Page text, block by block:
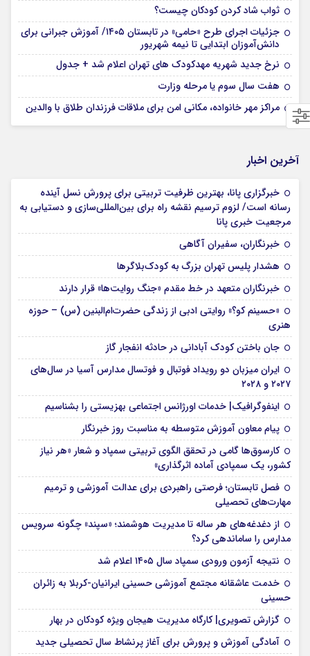
ثواب شاد کردن کودکان چیست؟
جزئیات اجرای طرح «حامی» در تابستان ۱۴۰۵/ آموزش جبرانی برای
دانش‌آموزان ابتدایی تا نیمه شهریور
نرخ جدید شهریه مهدکودک های تهران اعلام شد + جدول
هفت سال سوم یا مرحله وزارت
مراکز مهر خانواده، مکانی امن برای ملاقات فرزندان طلاق با والدین
آخرین اخبار
خبرگزاری پانا، بهترین ظرفیت تربیتی برای پرورش نسل آینده
رسانه است/ لزوم ترسیم نقشه راه برای بین‌المللی‌سازی و دستیابی به
مرجعیت خبری پانا
خبرنگاران، سفیران آگاهی
هشدار پلیس تهران بزرگ به کودک‌بلاگرها
خبرنگاران متعهد در خط مقدم «جنگ روایت‌ها» قرار دارند
«حسینم کو؟» روایتی ادبی از زندگی حضرت‌ام‌البنین (س) – حوزه
هنری
جان باختن کودک آبادانی در حادثه انفجار گاز
ایران میزبان دو رویداد فوتبال و فوتسال مدارس آسیا در سال‌های
۲۰۲۷ و ۲۰۲۸
اینفوگرافیک| خدمات اورژانس اجتماعی بهزیستی را بشناسیم
پیام معاون آموزش متوسطه به مناسبت روز خبرنگار
کارسوق‌ها گامی در تحقق الگوی تربیتی سمپاد و شعار «هر نیاز
کشور، یک سمپادی آماده اثرگذاری»
فصل تابستان؛ فرصتی راهبردی برای عدالت آموزشی و ترمیم
مهارت‌های تحصیلی
از دغدغه‌های هر ساله تا مدیریت هوشمند؛ «سپند» چگونه سرویس
مدارس را ساماندهی کرد؟
نتیجه آزمون ورودی سمپاد سال ۱۴۰۵ اعلام شد
خدمت عاشقانه مجتمع آموزشی‌ حسینی ایرانیان-کربلا به زائران
حسینی
گزارش تصویری| کارگاه مدیریت هیجان ویژه کودکان در بهار
آمادگی آموزش و پرورش برای آغاز پرنشاط سال تحصیلی جدید